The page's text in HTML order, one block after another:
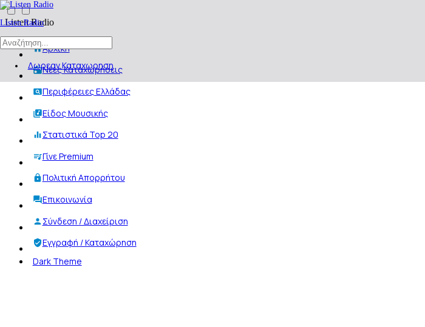
Listen Radio
Δωρεαν Καταχωρηση
Listen Radio
Αρχική
Νέες Καταχωρήσεις
Περιφέρειες Ελλάδας
Είδος Μουσικής
Στατιστικά Top 20
Γίνε Premium
Πολιτική Απορρήτου
Επικοινωνία
Σύνδεση / Διαχείριση
Εγγραφή / Καταχώρηση
Dark Theme